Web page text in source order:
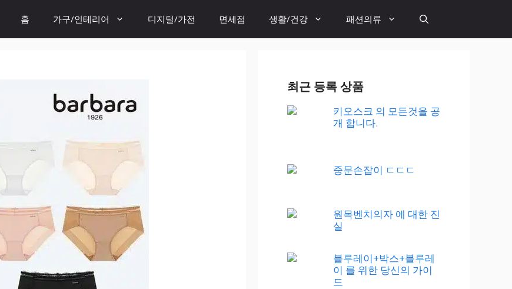
홈 가구/인테리어 디지털/가전 면세점 생활/건강 패션의류
최근 등록 상품
키오스크 의 모든것을 공
개 합니다.
중문손잡이 ㄷㄷㄷ
원목벤치의자 에 대한 진
실
블루레이+박스+블루레
이 를 위한 당신의 가이
드